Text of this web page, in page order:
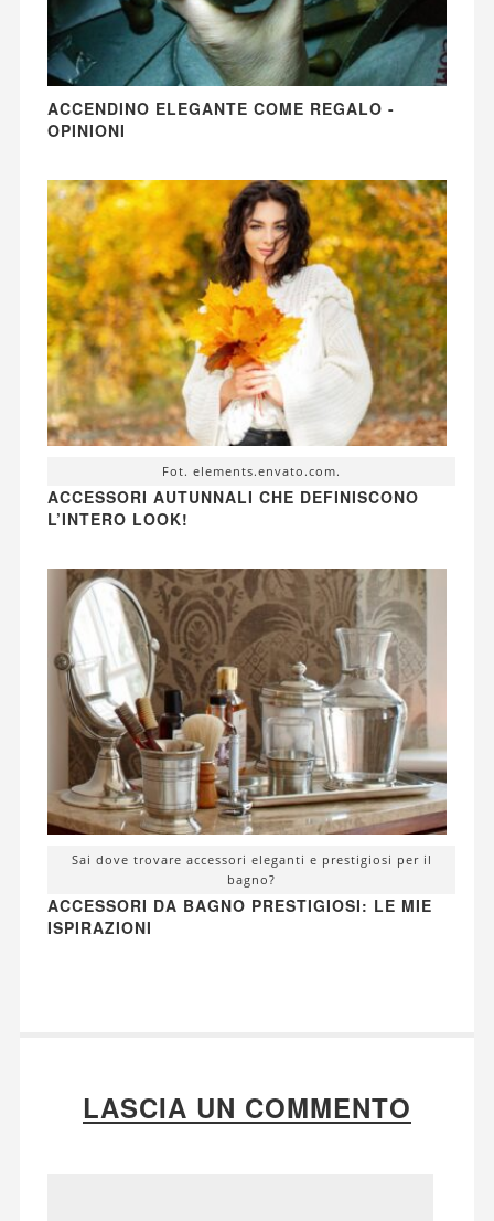
ACCENDINO ELEGANTE COME REGALO -
OPINIONI
Fot. elements.envato.com.
ACCESSORI AUTUNNALI CHE DEFINISCONO
L’INTERO LOOK!
Sai dove trovare accessori eleganti e prestigiosi per il
bagno?
ACCESSORI DA BAGNO PRESTIGIOSI: LE MIE
ISPIRAZIONI
LASCIA UN COMMENTO